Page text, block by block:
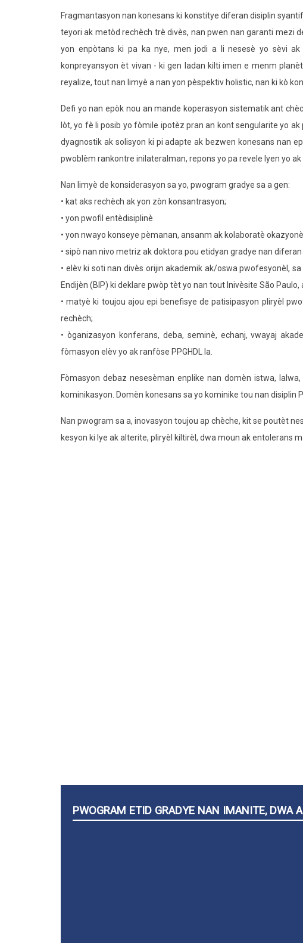
Fragmantasyon nan konesans ki konstitye diferan disiplin
teyori ak metòd rechèch trè divès, nan pwen nan garanti mezi
yon enpòtans ki pa ka nye, men jodi a li nesesè yo sèvi
konpreyansyon èt vivan - ki gen ladan kilti imen e menm
reyalize, tout nan limyè a nan yon pèspektiv holistic, nan ki kò
Defi yo nan epòk nou an mande koperasyon sistematik ant
lòt, yo fè li posib yo fòmile ipotèz pran an kont sengularite yo
dyagnostik ak solisyon ki pi adapte ak bezwen konesans nan
pwoblèm rankontre inilateralman, repons yo pa revele lyen yo
Nan limyè de konsiderasyon sa yo, pwogram gradye sa a gen:
• kat aks rechèch ak yon zòn konsantrasyon;
• yon pwofil entèdisiplinè
• yon nwayo konseye pèmanan, ansanm ak kolaboratè
• sipò nan nivo metriz ak doktora pou etidyan gradye nan
• elèv ki soti nan divès orijin akademik ak/oswa pwofesyonèl,
Endijèn (BIP) ki deklare pwòp tèt yo nan tout Inivèsite São
• matyè ki toujou ajou epi benefisye de patisipasyon pliryèl
rechèch;
• òganizasyon konferans, deba, seminè, echanj, vwayaj
fòmasyon elèv yo ak ranfòse PPGHDL la.
Fòmasyon debaz nesesèman enplike nan domèn istwa,
kominikasyon. Domèn konesans sa yo kominike tou nan disiplin
Nan pwogram sa a, inovasyon toujou ap chèche, kit se poutèt
kesyon ki lye ak alterite, pliryèl kiltirèl, dwa moun ak entolerans
PWOGRAM ETID GRADYE NAN IMANITE, DWA